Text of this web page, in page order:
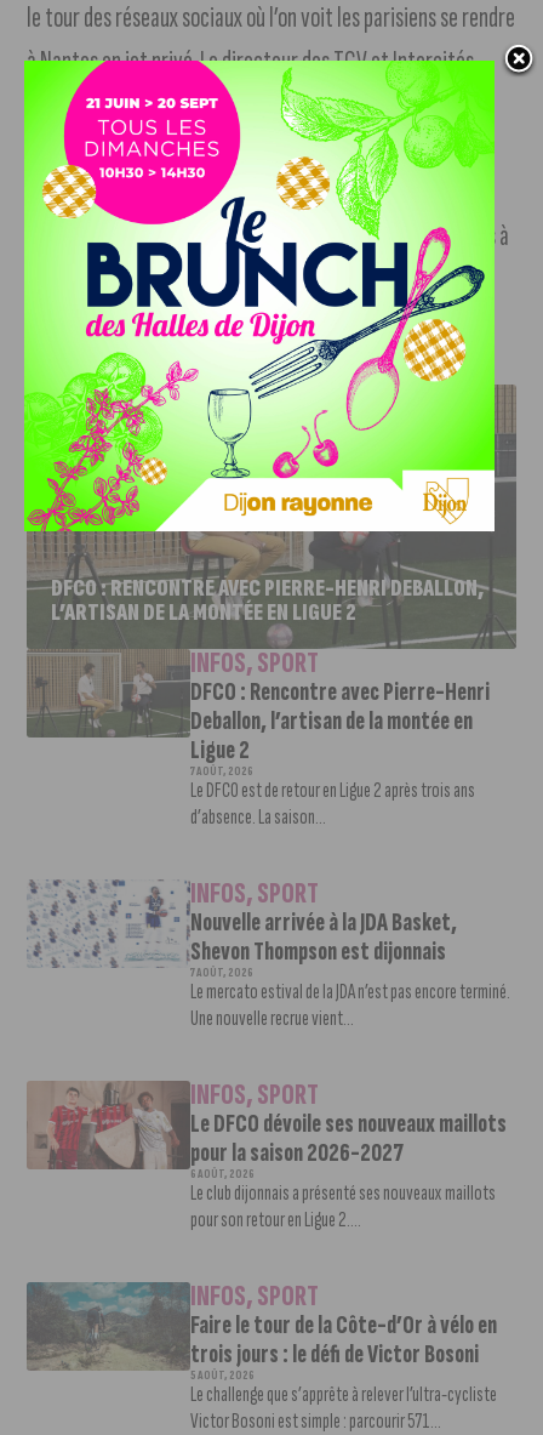
le tour des réseaux sociaux où l’on voit les parisiens se rendre
à Nantes en jet privé. Le directeur des TGV et Intercités
Alain Krakovitch a immédiatement réagit sur Twitter en
expliquant que le Stade de la Beaujoire n’était qu’à 2h de
train du Parc des Princes. L’entraineur parisien Christophe
Galtier ironise en évoquant l’idée « de se déplacer en chars à
J'AIME LE DFCO
DFCO : RENCONTRE AVEC PIERRE-HENRI DEBALLON,
L’ARTISAN DE LA MONTÉE EN LIGUE 2
INFOS,SPORT
DFCO : Rencontre avec Pierre-Henri
Deballon, l’artisan de la montée en
Ligue 2
7 AOÛT, 2026
Le DFCO est de retour en Ligue 2 après trois ans
d’absence. La saison...
INFOS,SPORT
Nouvelle arrivée à la JDA Basket,
Shevon Thompson est dijonnais
7 AOÛT, 2026
Le mercato estival de la JDA n’est pas encore terminé.
Une nouvelle recrue vient...
INFOS,SPORT
Le DFCO dévoile ses nouveaux maillots
pour la saison 2026-2027
6 AOÛT, 2026
Le club dijonnais a présenté ses nouveaux maillots
pour son retour en Ligue 2....
INFOS,SPORT
Faire le tour de la Côte-d’Or à vélo en
trois jours : le défi de Victor Bosoni
5 AOÛT, 2026
Le challenge que s’apprête à relever l’ultra-cycliste
Victor Bosoni est simple : parcourir 571...